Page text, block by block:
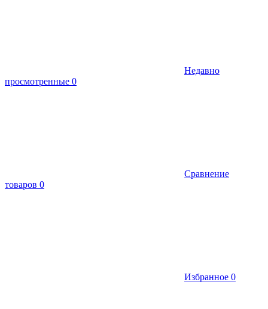
Недавно
просмотренные 0
Сравнение
товаров 0
Избранное 0